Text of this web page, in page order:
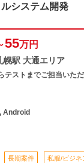
ルシステム開発
55万円
駅 大通エリア
テストまでご担当いただ
Android
長期案件 私服/ビジ